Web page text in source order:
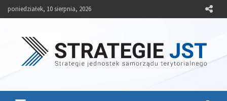
poniedziałek, 10 sierpnia, 2026
Strategie JST